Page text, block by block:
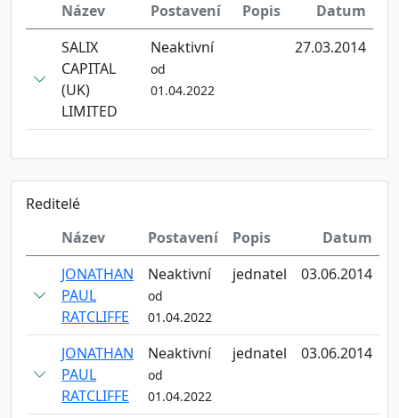
Název
Postavení Popis
Datum
SALIX
CAPITAL
(UK)
LIMITED
Neaktivní
od
01.04.2022
27.03.2014
Reditelé
Název
Postavení Popis
Datum
JONATHAN
PAUL
RATCLIFFE
Neaktivní
od
01.04.2022
jednatel 03.06.2014
JONATHAN
PAUL
RATCLIFFE
Neaktivní
od
01.04.2022
jednatel 03.06.2014